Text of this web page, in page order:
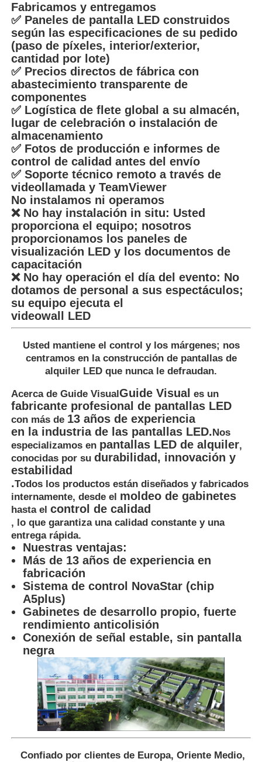
Fabricamos y entregamos
✅ Paneles de pantalla LED construidos
según las especificaciones de su pedido
(paso de píxeles, interior/exterior,
cantidad por lote)
✅ Precios directos de fábrica con
abastecimiento transparente de
componentes
✅ Logística de flete global a su almacén,
lugar de celebración o instalación de
almacenamiento
✅ Fotos de producción e informes de
control de calidad antes del envío
✅ Soporte técnico remoto a través de
videollamada y TeamViewer
No instalamos ni operamos
❌ No hay instalación in situ: Usted
proporciona el equipo; nosotros
proporcionamos los paneles de
visualización LED y los documentos de
capacitación
❌ No hay operación el día del evento: No
dotamos de personal a sus espectáculos;
su equipo ejecuta el
videowall LED
Usted mantiene el control y los márgenes; nos
centramos en la construcción de pantallas de
alquiler LED que nunca le defraudan.
Acerca de Guide VisualGuide Visual es un
fabricante profesional de pantallas LED
con más de 13 años de experiencia
en la industria de las pantallas LED.Nos
especializamos en pantallas LED de alquiler,
conocidas por sudurabilidad, innovación y
estabilidad
.Todos los productos están diseñados y fabricados
internamente, desde el moldeo de gabinetes
hasta elcontrol de calidad
, lo que garantiza una calidad constante y una
entrega rápida.
Nuestras ventajas:
Más de 13 años de experiencia en
fabricación
Sistema de control NovaStar (chip
A5plus)
Gabinetes de desarrollo propio, fuerte
rendimiento anticolisión
Conexión de señal estable, sin pantalla
negra
Confiado por clientes de Europa, Oriente Medio,